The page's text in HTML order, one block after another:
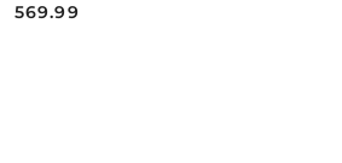
Cena:
569.99